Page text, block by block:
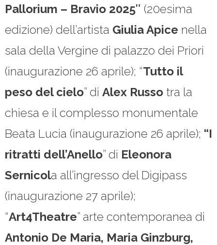
Pallorium – Bravio 2025″ (20esima
edizione) dell’artista Giulia Apice nella
sala della Vergine di palazzo dei Priori
(inaugurazione 26 aprile); “Tutto il
peso del cielo” di Alex Russo tra la
chiesa e il complesso monumentale
Beata Lucia (inaugurazione 26 aprile); “I
ritratti dell’Anello” di Eleonora
Sernicola all’ingresso del Digipass
(inaugurazione 27 aprile);
“Art4Theatre” arte contemporanea di
Antonio De Maria, Maria Ginzburg,